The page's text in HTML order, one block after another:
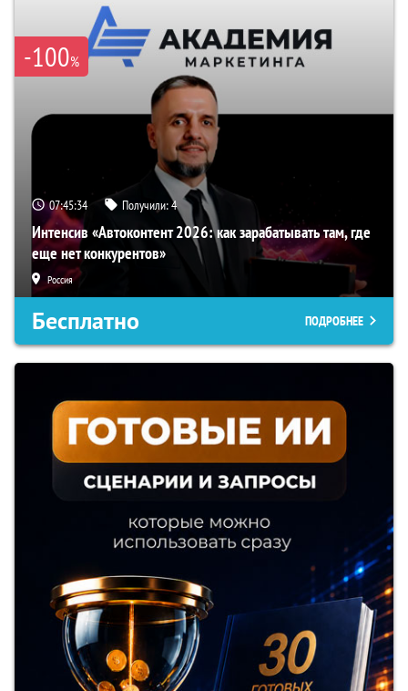
-100%
07:45:33 Получили:4
Интенсив «Автоконтент 2026: как зарабатывать там, где
еще нет конкурентов»
Россия
Бесплатно ПОДРОБНЕЕ